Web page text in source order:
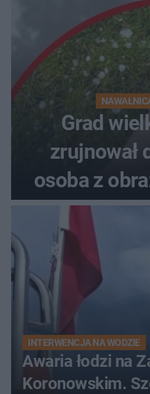
Grad
zrujnował
osoba z
do
INTERWENCJA NA WODZIE
Awaria łodzi na
Koronowskim.